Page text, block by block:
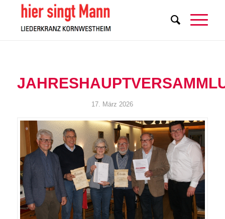
17. März 2026